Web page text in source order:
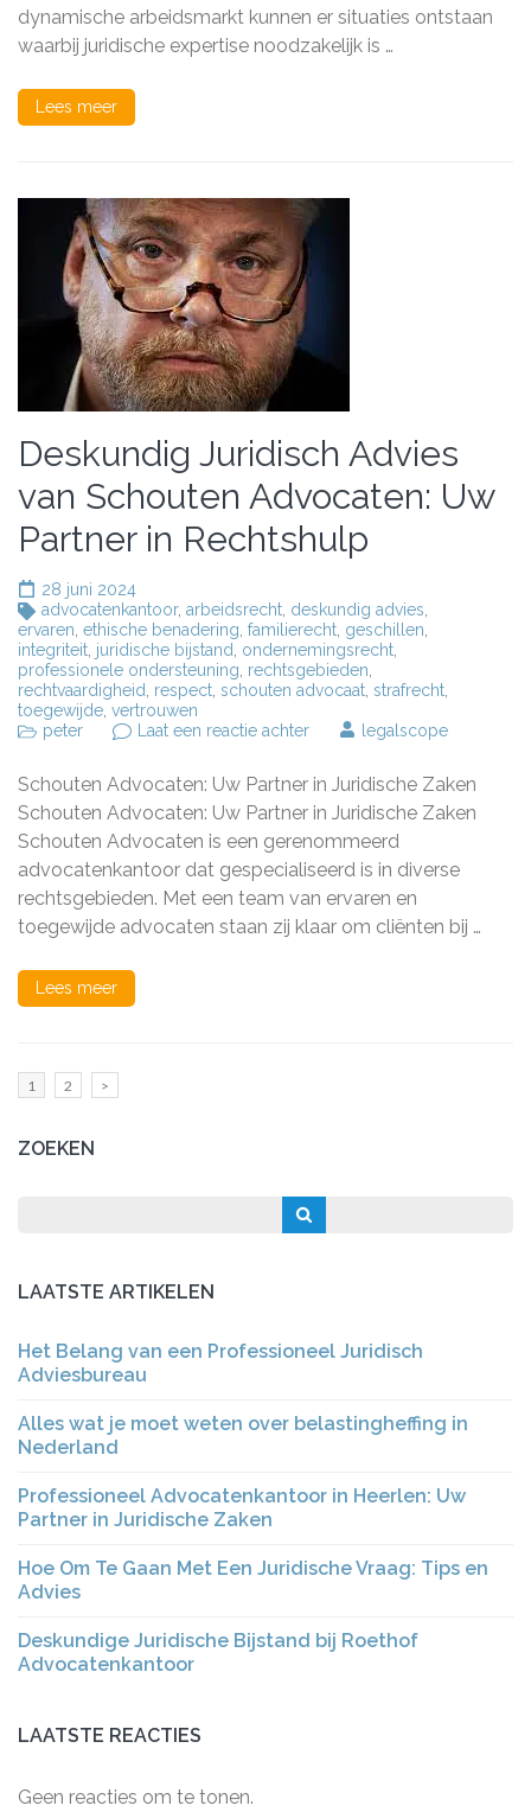
dynamische arbeidsmarkt kunnen er situaties ontstaan
waarbij juridische expertise noodzakelijk is …
Lees meer
Deskundig Juridisch Advies
van Schouten Advocaten: Uw
Partner in Rechtshulp
28 juni 2024
advocatenkantoor, arbeidsrecht, deskundig advies,
ervaren, ethische benadering, familierecht, geschillen,
integriteit, juridische bijstand, ondernemingsrecht,
professionele ondersteuning, rechtsgebieden,
rechtvaardigheid, respect, schouten advocaat, strafrecht,
toegewijde, vertrouwen
peter
Laat een reactie achterop
Advies
van
Advocaten:
Uw
Partner
in
Rechtshulp
legalscope
Schouten Advocaten: Uw Partner in Juridische Zaken
Schouten Advocaten: Uw Partner in Juridische Zaken
Schouten Advocaten is een gerenommeerd
advocatenkantoor dat gespecialiseerd is in diverse
rechtsgebieden. Met een team van ervaren en
toegewijde advocaten staan zij klaar om cliënten bij …
Lees meer
Berichten
Pagina
1 Pagina
2 >
ZOEKEN
LAATSTE ARTIKELEN
Het Belang van een Professioneel Juridisch
Adviesbureau
Alles wat je moet weten over belastingheffing in
Nederland
Professioneel Advocatenkantoor in Heerlen: Uw
Partner in Juridische Zaken
Hoe Om Te Gaan Met Een Juridische Vraag: Tips en
Advies
Deskundige Juridische Bijstand bij Roethof
Advocatenkantoor
LAATSTE REACTIES
Geen reacties om te tonen.